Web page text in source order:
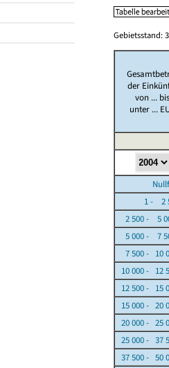
Gebietsstand:
der
von ...
unter ...
1 - 2
2 500 - 5
5 000 - 7
7 500 - 10
10 000 - 12
12 500 - 15
15 000 - 20
20 000 - 25
25 000 - 37
37 500 - 50